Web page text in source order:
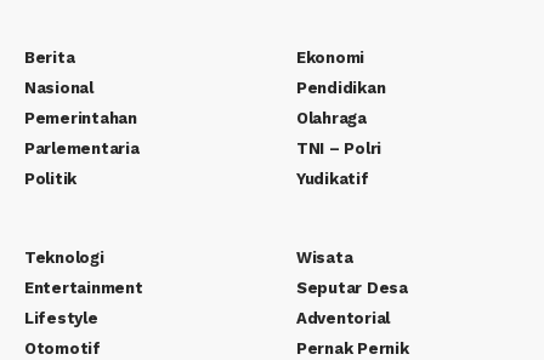
Berita
Nasional
Pemerintahan
Parlementaria
Politik
Ekonomi
Pendidikan
Olahraga
TNI – Polri
Yudikatif
Teknologi
Entertainment
Lifestyle
Otomotif
Wisata
Seputar Desa
Adventorial
Pernak Pernik